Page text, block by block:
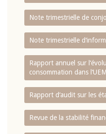
Note trimestrielle de
Note trimestrielle
Rapport annuel sur
consommation dans
Rapport d‘audit sur les
Revue de la stabilité